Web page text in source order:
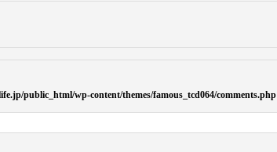
public_html/wp-content/themes/famous_tcd064/comments.php